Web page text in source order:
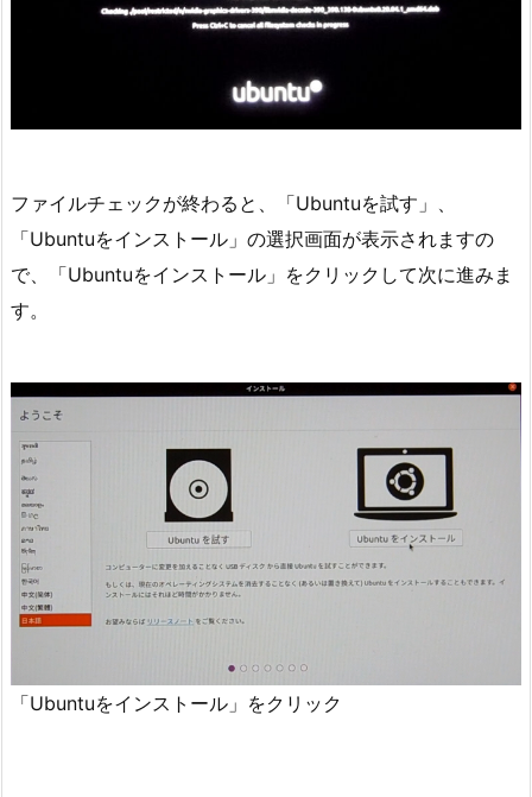
ファイルチェックが終わると、「Ubuntuを試す」、
「Ubuntuをインストール」の選択画面が表示されますの
で、「Ubuntuをインストール」をクリックして次に進みま
す。
「Ubuntuをインストール」をクリック